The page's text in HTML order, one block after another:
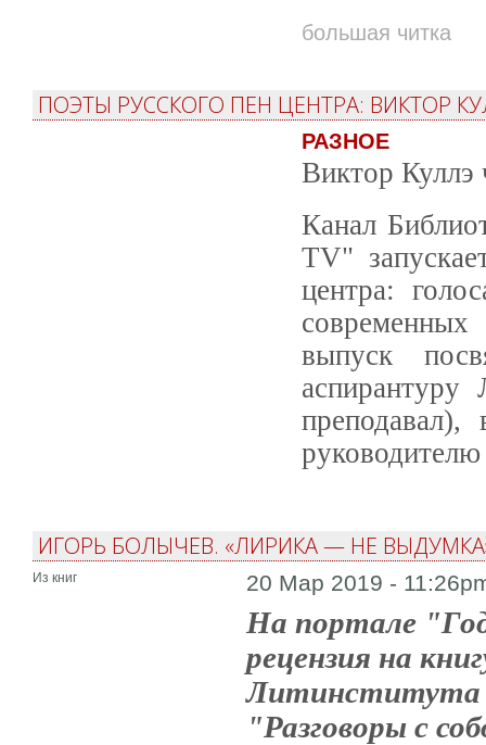
большая читка
ПОЭТЫ РУССКОГО ПЕН ЦЕНТРА: ВИКТОР
РАЗНОЕ
Виктор Куллэ
Канал
TV"
центра:
выпуск
аспирантуру
руководителю
ИГОРЬ БОЛЫЧЕВ. «ЛИРИКА — НЕ
Из книг 20 Мар 2019 -
На портале
рецензия на
Литинститута
"Разговоры с